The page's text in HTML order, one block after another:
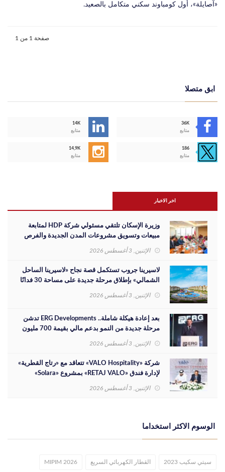
«آصايلة»، أول كومباوند سكني متكامل بالصعيد.
صفحة 1 من 1
ابق متصلا
14K
متابع
36K
متابع
14,9K
متابع
186
متابع
اخر الاخبار
وزيرة الإسكان تلتقي مسئولي شركة HDP لمتابعة
مبيعات وتسويق مشروعات المدن الجديدة والفرص
الإثنين, 3 أغسطس 2026
لاسيرينا جروب تستكمل قصة نجاح «لاسيرينا الساحل
الشمالي» بإطلاق مرحلة جديدة على مساحة 30 فدانًا
الإثنين, 3 أغسطس 2026
بعد إعادة هيكلة شاملة.. ERG Developments تدشن
مرحلة جديدة من النمو بدعم مالي بقيمة 700 مليون
الإثنين, 3 أغسطس 2026
شركة «VALO Hospitality» تتعاقد مع «رتاج القطرية»
لإدارة فندق «RETAJ VALO» بمشروع «Solara»
الإثنين, 3 أغسطس 2026
الوسوم الاكثر استخداما
سيتي سكيب 2023 القطار الكهربائي السريع MIPIM 2026